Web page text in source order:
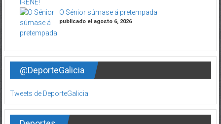
publicado el agosto 6, 2026
@DeporteGalicia
Deportes